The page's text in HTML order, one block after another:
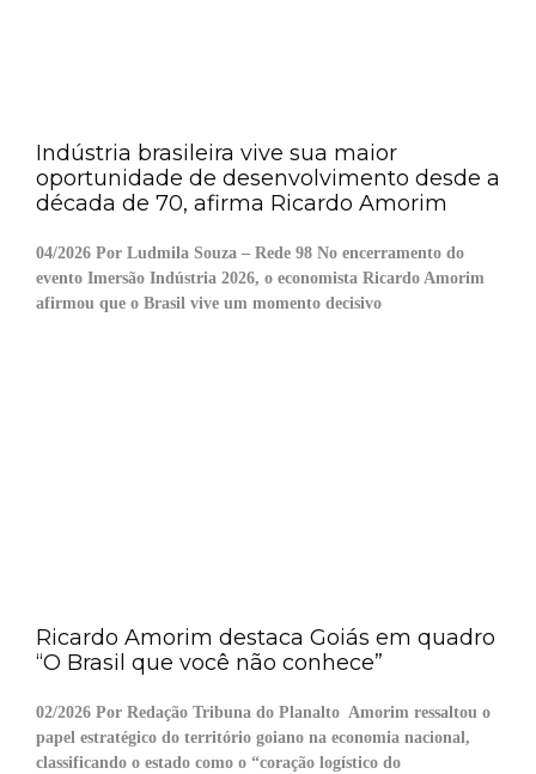
Indústria brasileira vive sua maior
oportunidade de desenvolvimento desde a
década de 70, afirma Ricardo Amorim
04/2026 Por Ludmila Souza – Rede 98 No encerramento do
evento Imersão Indústria 2026, o economista Ricardo Amorim
afirmou que o Brasil vive um momento decisivo
Ricardo Amorim destaca Goiás em quadro
“O Brasil que você não conhece”
02/2026 Por Redação Tribuna do Planalto Amorim ressaltou o
papel estratégico do território goiano na economia nacional,
classificando o estado como o “coração logístico do